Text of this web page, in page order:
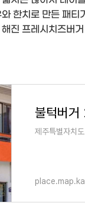
한치로 만든 패
진 프레시치즈버
불턱버
제주특별자치